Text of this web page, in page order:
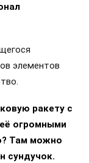
элементов
ракету с
огромными
Там можно
сундучок.